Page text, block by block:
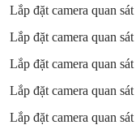
Lắp đặt camera quan
Lắp đặt camera quan
Lắp đặt camera quan
Lắp đặt camera quan
Lắp đặt camera quan